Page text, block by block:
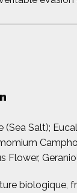
(Sea Salt);
Flower,
biologique,